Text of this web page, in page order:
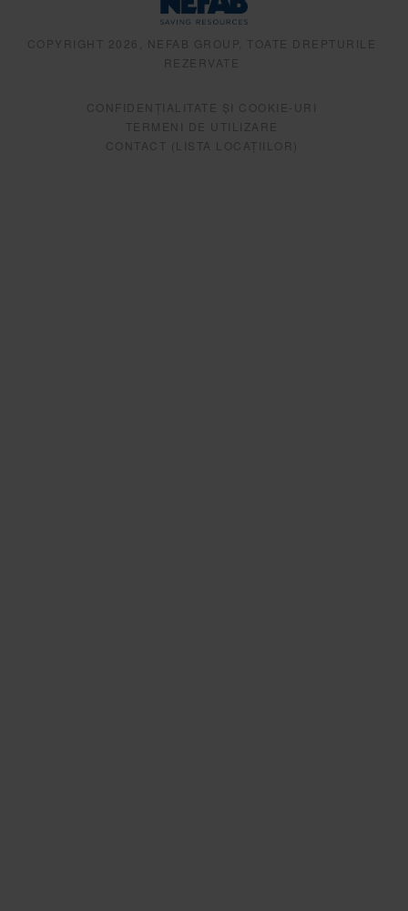
COPYRIGHT 2026, NEFAB GROUP, TOATE DREPTURILE
REZERVATE
CONFIDENȚIALITATE ȘI COOKIE-URI
TERMENI DE UTILIZARE
CONTACT (LISTA LOCAȚIILOR)